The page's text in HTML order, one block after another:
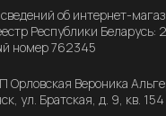
об интернет-
Республики Беларусь:
номер 762345
Орловская Вероника
ул. Братская, д. 9, кв. 154